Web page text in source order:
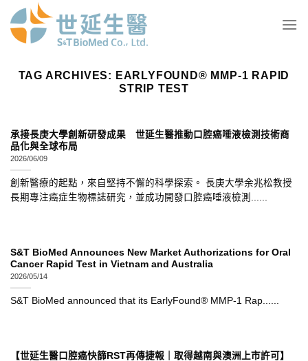
Skip
content
TAG ARCHIVES: EARLYFOUND® MMP-1 RAPID
STRIP TEST
承接長庚大學創新研發成果 世延生醫推動口腔癌唾液檢測技術商
品化與全球布局
2026/06/09
創新醫療的起點，來自堅持不懈的科學探索。 長庚大學余兆松教授
長期專注癌症生物標誌研究，並成功開發口腔癌唾液檢測......
S&T BioMed Announces New Market Authorizations for Oral
Cancer Rapid Test in Vietnam and Australia
2026/05/14
S&T BioMed announced that its EarlyFound® MMP-1 Rap......
【世延生醫口腔癌快篩RST再傳捷報｜取得越南與澳洲上市許可】